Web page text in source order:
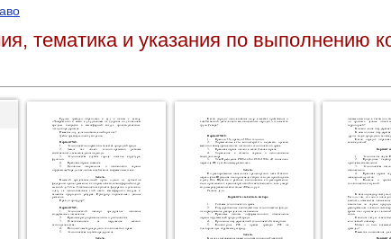
тематика и указания по выполнению